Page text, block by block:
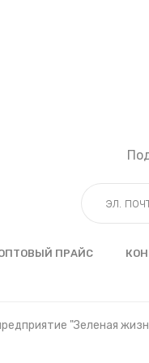
ПРАЙС
"Зеленая